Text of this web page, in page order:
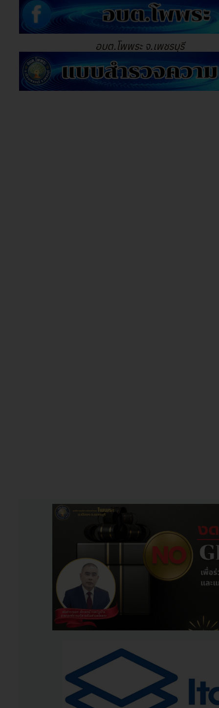
อบต.โพพระ จ.เพชรบุรี